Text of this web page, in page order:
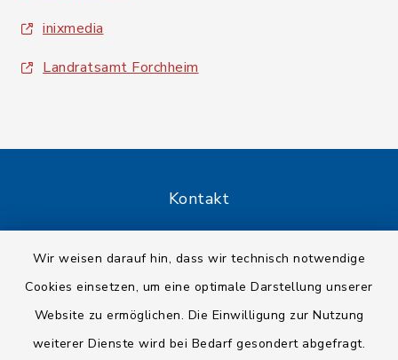
Wir weisen darauf hin, dass wir technisch notwendige
Cookies einsetzen, um eine optimale Darstellung unserer
Website zu ermöglichen. Die Einwilligung zur Nutzung
weiterer Dienste wird bei Bedarf gesondert abgefragt.
inixmedia
Landratsamt Forchheim
Kontakt
Datenschutz
Impressum